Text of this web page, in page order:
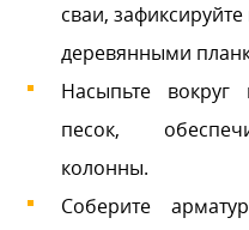
сваи,
деревянными
Насыпьте
песок,
колонны.
Соберите